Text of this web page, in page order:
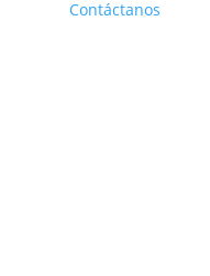
Contáctanos